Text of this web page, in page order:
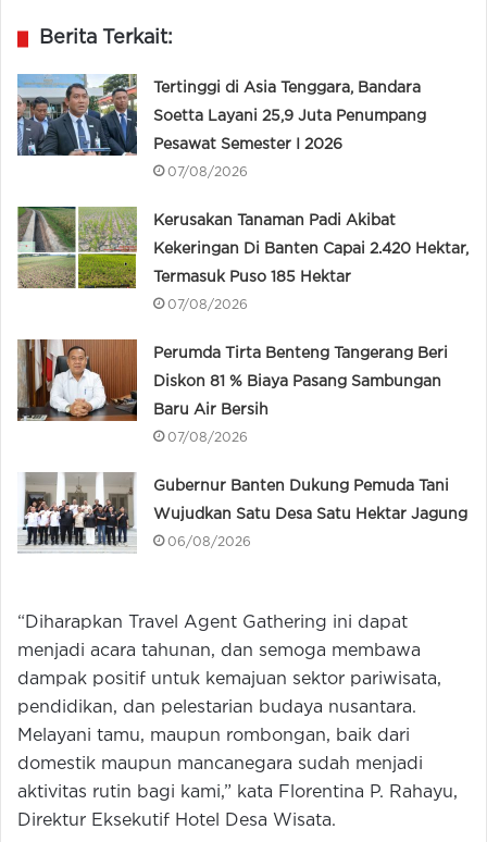
Berita Terkait:
Tertinggi di Asia Tenggara, Bandara
Soetta Layani 25,9 Juta Penumpang
Pesawat Semester I 2026
07/08/2026
Kerusakan Tanaman Padi Akibat
Kekeringan Di Banten Capai 2.420 Hektar,
Termasuk Puso 185 Hektar
07/08/2026
Perumda Tirta Benteng Tangerang Beri
Diskon 81 % Biaya Pasang Sambungan
Baru Air Bersih
07/08/2026
Gubernur Banten Dukung Pemuda Tani
Wujudkan Satu Desa Satu Hektar Jagung
06/08/2026
“Diharapkan Travel Agent Gathering ini dapat
menjadi acara tahunan, dan semoga membawa
dampak positif untuk kemajuan sektor pariwisata,
pendidikan, dan pelestarian budaya nusantara.
Melayani tamu, maupun rombongan, baik dari
domestik maupun mancanegara sudah menjadi
aktivitas rutin bagi kami,” kata Florentina P. Rahayu,
Direktur Eksekutif Hotel Desa Wisata.